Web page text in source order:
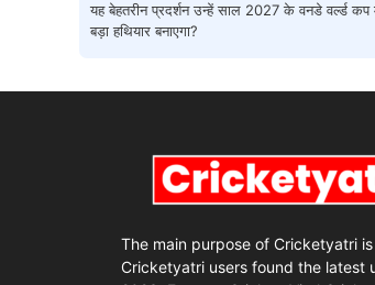
यह बेहतरीन प्रदर्शन उन्हें साल 2027 के वनडे वर्ल्ड कप
बड़ा हथियार बनाएगा?
The main purpose of Cricketyatri
Cricketyatri users found the latest